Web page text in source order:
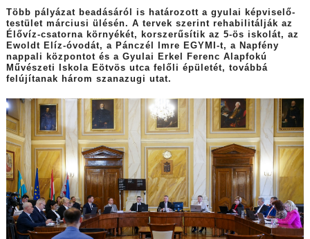
Több pályázat beadásáról is határozott a gyulai képviselő-
testület márciusi ülésén. A tervek szerint rehabilitálják az
Élővíz-csatorna környékét, korszerűsítik az 5-ös iskolát, az
Ewoldt Elíz-óvodát, a Pánczél Imre EGYMI-t, a Napfény
nappali központot és a Gyulai Erkel Ferenc Alapfokú
Művészeti Iskola Eötvös utca felőli épületét, továbbá
felújítanak három szanazugi utat.